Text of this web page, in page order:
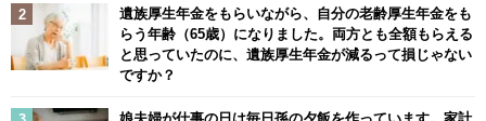
遺族厚生年金をもらいながら、自分の老齢厚生年金をも
らう年齢（65歳）になりました。両方とも全額もらえる
と思っていたのに、遺族厚生年金が減るって損じゃない
ですか？
娘夫婦が仕事の日は毎日孫の夕飯を作っています。家計